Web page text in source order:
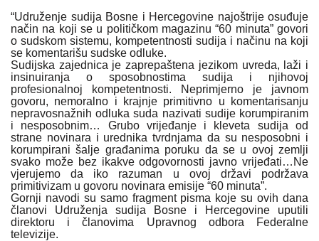
“Udruženje sudija Bosne i Hercegovine najoštrije osuđuje
način na koji se u političkom magazinu “60 minuta” govori
o sudskom sistemu, kompetentnosti sudija i načinu na koji
se komentarišu sudske odluke.
Sudijska zajednica je zaprepaštena jezikom uvreda, laži i
insinuiranja o sposobnostima sudija i njihovoj
profesionalnoj kompetentnosti. Neprimjerno je javnom
govoru, nemoralno i krajnje primitivno u komentarisanju
nepravosnažnih odluka suda nazivati sudije korumpiranim
i nesposobnim… Grubo vrijeđanje i kleveta sudija od
strane novinara i urednika tvrdnjama da su nesposobni i
korumpirani šalje građanima poruku da se u ovoj zemlji
svako može bez ikakve odgovornosti javno vrijeđati…Ne
vjerujemo da iko razuman u ovoj državi podržava
primitivizam u govoru novinara emisije “60 minuta”.
Gornji navodi su samo fragment pisma koje su ovih dana
članovi Udruženja sudija Bosne i Hercegovine uputili
direktoru i članovima Upravnog odbora Federalne
televizije.